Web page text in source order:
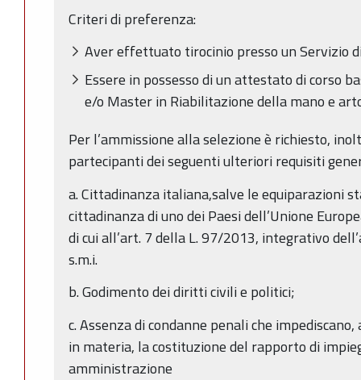
Criteri di preferenza:
Aver effettuato tirocinio presso un Servizio
Essere in possesso di un attestato di corso
e/o Master in Riabilitazione della mano e
Per l’ammissione alla selezione è richiesto,
partecipanti dei seguenti ulteriori requisiti
a. Cittadinanza italiana,salve le equiparazioni
cittadinanza di uno dei Paesi dell’Unione
di cui all’art. 7 della L. 97/2013, integrativo
s.m.i.
b. Godimento dei diritti civili e politici;
c. Assenza di condanne penali che
in materia, la costituzione del rapporto di
amministrazione